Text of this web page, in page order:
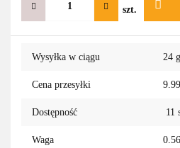
szt.
Wysyłka w ciągu 24
Cena przesyłki 9.99
Dostępność 11
Waga